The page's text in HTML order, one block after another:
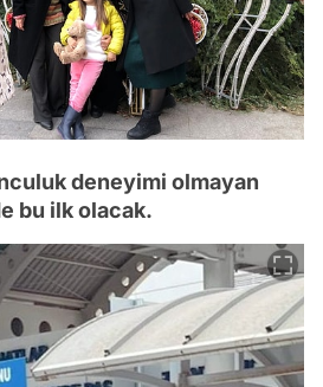
deneyimi olmayan
bu ilk olacak.